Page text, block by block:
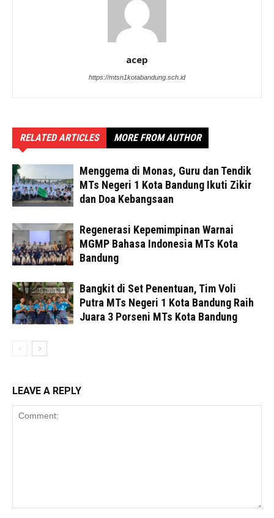
acep
https://mtsn1kotabandung.sch.id
RELATED ARTICLES MORE FROM AUTHOR
Menggema di Monas, Guru dan Tendik
MTs Negeri 1 Kota Bandung Ikuti Zikir
dan Doa Kebangsaan
Regenerasi Kepemimpinan Warnai
MGMP Bahasa Indonesia MTs Kota
Bandung
Bangkit di Set Penentuan, Tim Voli
Putra MTs Negeri 1 Kota Bandung Raih
Juara 3 Porseni MTs Kota Bandung
LEAVE A REPLY